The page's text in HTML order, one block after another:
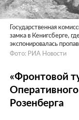
Государственная
замка в Кенигсберге,
экспонировалась
Фото: РИА Новости
«Фронтовой
Розенберга